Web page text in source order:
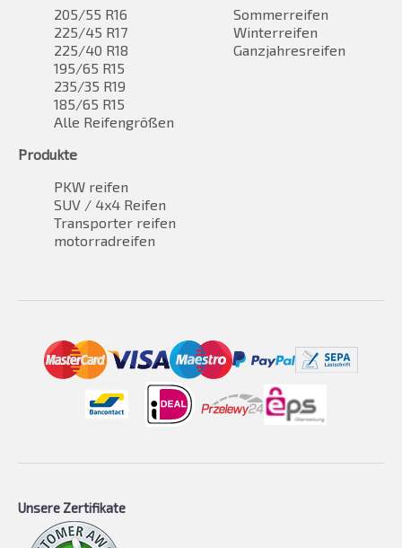
205/55 R16
225/45 R17
225/40 R18
195/65 R15
235/35 R19
185/65 R15
Alle Reifengrößen
Sommerreifen
Winterreifen
Ganzjahresreifen
Produkte
PKW reifen
SUV / 4x4 Reifen
Transporter reifen
motorradreifen
Unsere Zertifikate